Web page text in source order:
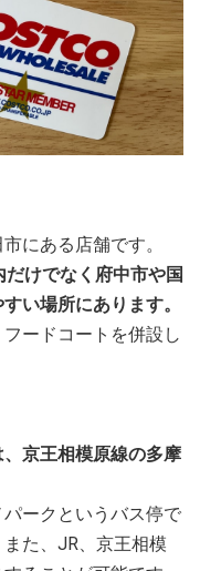
にある店舗です。
けでなく府中市や国
い場所にあります。
ードコートを併設し
京王相模原線の多摩
ークというバス停で
た、JR、京王相模